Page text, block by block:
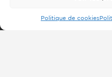
Politique de cookies